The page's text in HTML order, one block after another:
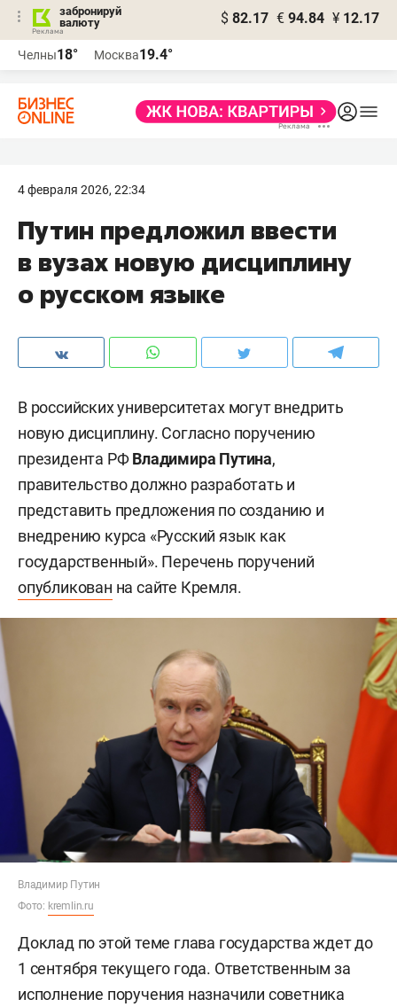
забронируй
валюту
$ 82.17 € 94.84 ¥ 12.17
Челны18° Москва19.4°
4 февраля 2026, 22:34
Путин предложил ввести
в вузах новую дисциплину
о русском языке
В российских университетах могут внедрить
новую дисциплину. Согласно поручению
президента РФВладимира Путина,
правительство должно разработать и
представить предложения по созданию и
внедрению курса «Русский язык как
государственный». Перечень поручений
опубликован на сайте Кремля.
Владимир Путин
Фото: kremlin.ru
Доклад по этой теме глава государства ждет до
1 сентября текущего года. Ответственным за
исполнение поручения назначили советника